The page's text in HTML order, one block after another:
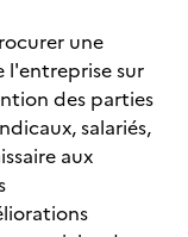
une
l'entreprise sur
des parties
salariés,
aux